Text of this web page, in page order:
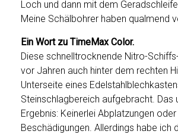
Loch und dann mit dem
Meine Schälbohrer haben qualmend
Ein Wort zu TimeMax Color.
Diese schnelltrocknende Nitro-
vor Jahren auch hinter dem rechten
Unterseite eines
Steinschlagbereich aufgebracht. Das
Ergebnis: Keinerlei Abplatzungen oder
Beschädigungen. Allerdings habe ich